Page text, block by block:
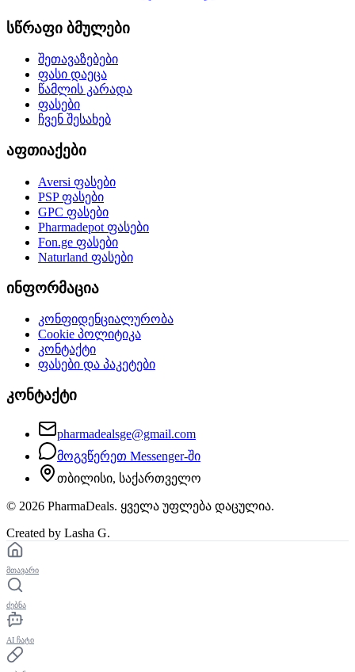
სწრაფი ბმულები
შეთავაზებები
ფასი დაეცა
წამლის კარადა
ფასები
ჩვენ შესახებ
აფთიაქები
Aversi ფასები
PSPფასები
GPC ფასები
Pharmadepot ფასები
Fon.ge ფასები
Naturland ფასები
ინფორმაცია
კონფიდენციალურობა
Cookie პოლიტიკა
კონტაქტი
ფასები და პაკეტები
კონტაქტი
pharmadealsge@gmail.com
მოგვწერეთ Messenger-ში
თბილისი, საქართველო
© 2026 PharmaDeals. ყველა უფლება დაცულია.
Created by Lasha G.
მთავარი
ძებნა
AI ჩატი